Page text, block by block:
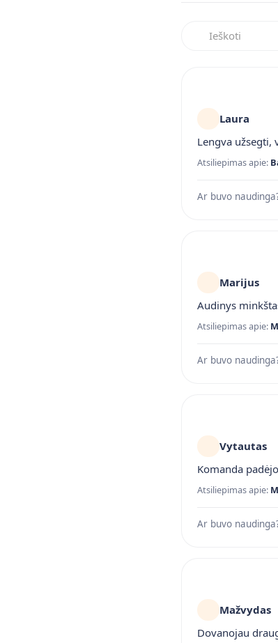
Ieškoti atsiliepimuose
Laura
Lengva užsegti,
Atsiliepimas apie:
Ar buvo
Marijus
Audinys
Atsiliepimas apie:
Ar buvo
Vytautas
Komanda
Atsiliepimas apie:
Ar buvo
Mažvydas
Dovanojau